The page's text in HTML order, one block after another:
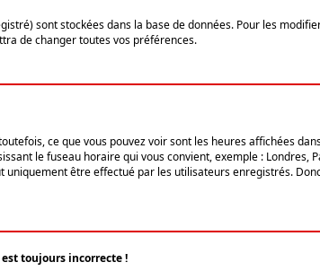
sont stockées dans la base de données. Pour les
de changer toutes vos préférences.
ce que vous pouvez voir sont les heures affichées
le fuseau horaire qui vous convient, exemple : Londres,
être effectué par les utilisateurs enregistrés.
toujours incorrecte !